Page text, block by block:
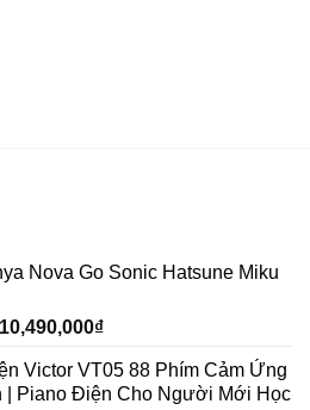
Nova Go Sonic Hatsune Miku
10,490,000₫
Victor VT05 88 Phím Cảm Ứng
| Piano Điện Cho Người Mới Học